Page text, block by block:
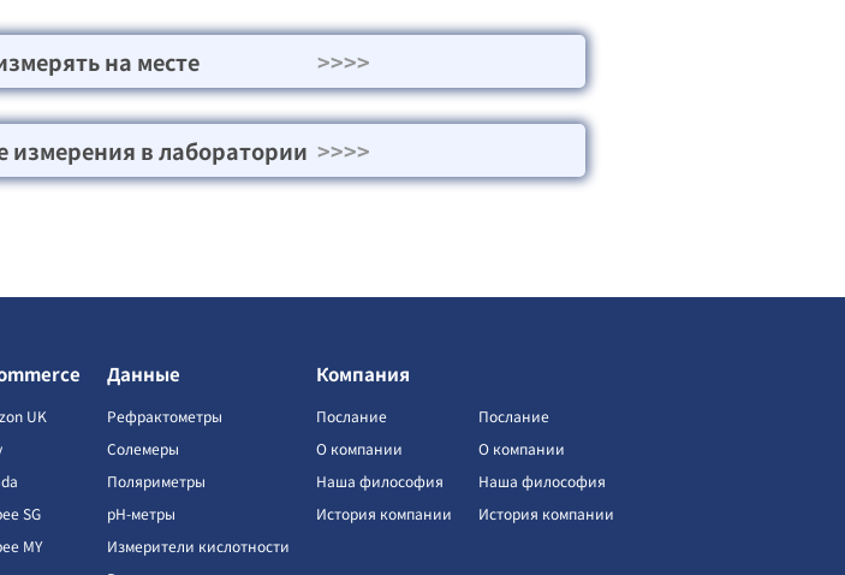
на месте >>>>
измерения в лаборатории >>>>
UK
SG
MY
Данные
Рефрактометры
Солемеры
Поляриметры
pH-метры
Измерители кислотности
Компания
Послание
О компании
Наша философия
История компании
Послание
О компании
Наша философия
История компании